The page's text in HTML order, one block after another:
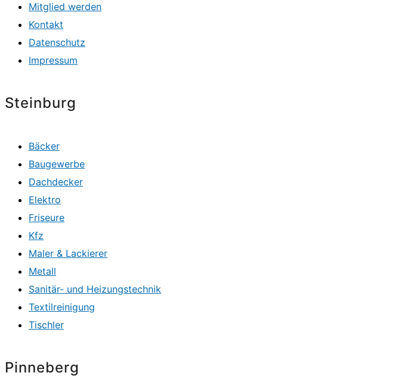
Mitglied werden
Kontakt
Datenschutz
Impressum
Steinburg
Bäcker
Baugewerbe
Dachdecker
Elektro
Friseure
Kfz
Maler & Lackierer
Metall
Sanitär- und Heizungstechnik
Textilreinigung
Tischler
Pinneberg